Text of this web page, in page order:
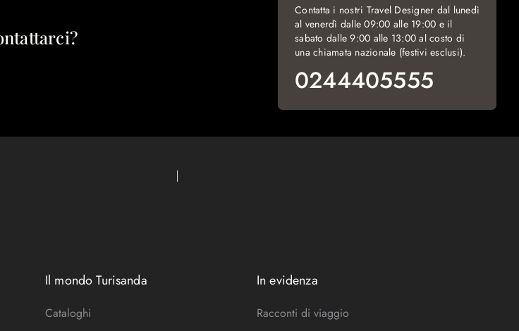
Contatta i nostri Travel Designer dal lunedì
al venerdì dalle 09:00 alle 19:00 e il
sabato dalle 9:00 alle 13:00 al costo di
una chiamata nazionale (festivi esclusi).
0244405555
Il mondo Turisanda
Cataloghi
In evidenza
Racconti di viaggio